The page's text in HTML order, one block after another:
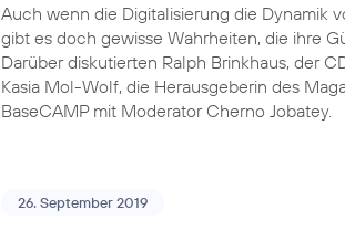
Auch wenn die Digitalisierung die Dynamik
gibt es doch gewisse Wahrheiten, die ihre
Darüber diskutierten Ralph Brinkhaus, der
Kasia Mol-Wolf, die Herausgeberin des
BaseCAMP mit Moderator Cherno Jobatey.
26. September 2019